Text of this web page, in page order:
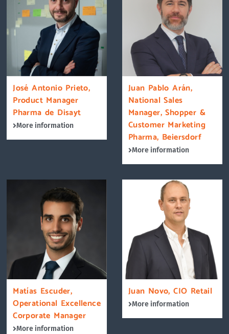
José Antonio Prieto,
Product Manager
Pharma de Disayt
More information
Juan Pablo Arán,
National Sales
Manager, Shopper &
Customer Marketing
Pharma, Beiersdorf
More information
Matías Escuder,
Operational Excellence
Corporate Manager
More information
Juan Novo, CIO Retail
More information